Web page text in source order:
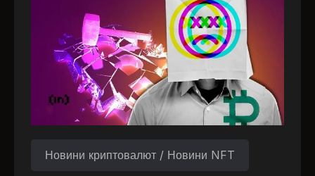
Новини криптовалют / Новини NFT